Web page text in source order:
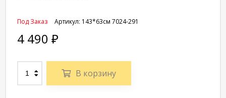
Артикул: 143*63см 7024-291
Под Заказ
4 490 ₽
В корзину